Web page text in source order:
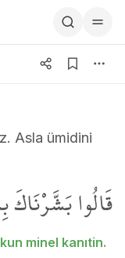
Asla ümidini
قَالُوا
minel kanıtin.